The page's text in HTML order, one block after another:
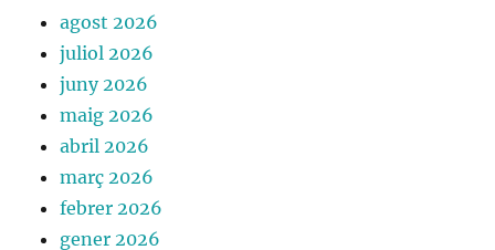
agost 2026
juliol 2026
juny 2026
maig 2026
abril 2026
març 2026
febrer 2026
gener 2026